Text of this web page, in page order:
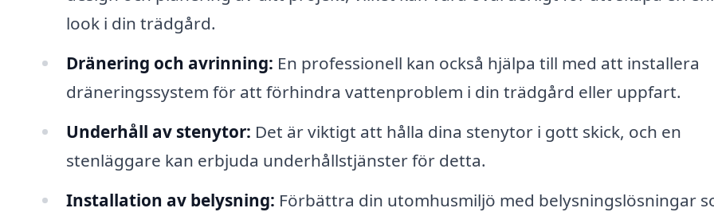
look i din trädgård.
Dränering och avrinning: En professionell kan också hjälpa till med att installera
dräneringssystem för att förhindra vattenproblem i din trädgård eller uppfart.
Underhåll av stenytor: Det är viktigt att hålla dina stenytor i gott skick, och en
stenläggare kan erbjuda underhållstjänster för detta.
Installation av belysning: Förbättra din utomhusmiljö med belysningslösningar